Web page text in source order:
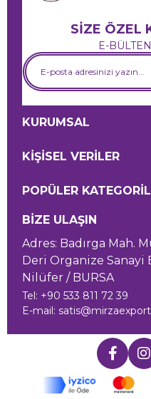
SİZE ÖZEL
E-
KURUMSAL
KİŞİSEL VERİLER
POPÜLER
BİZE ULAŞIN
Adres: Badırga Mah.
Deri Organize Sanayi
Nilüfer / BURSA
Tel: +90 533 811 72 39
E-mail: